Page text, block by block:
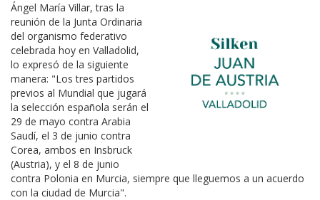
Ángel María Villar, tras la
reunión de la Junta Ordinaria
del organismo federativo
celebrada hoy en Valladolid,
lo expresó de la siguiente
manera: "Los tres partidos
previos al Mundial que jugará
la selección española serán el
29 de mayo contra Arabia
Saudí, el 3 de junio contra
Corea, ambos en Insbruck
(Austria), y el 8 de junio
contra Polonia en Murcia, siempre que lleguemos a un acuerdo
con la ciudad de Murcia".